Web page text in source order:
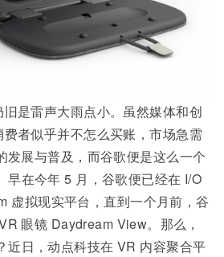
是雷声大雨点小。虽然媒体和创
者似乎并不怎么买账，市场急需
发展与普及，而谷歌便是这么一个
早在今年 5 月，谷歌便已经在 I/O
虚拟现实平台，直到一个月前，谷
眼镜 Daydream View。那么，
近日，动点科技在 VR 内容聚合平